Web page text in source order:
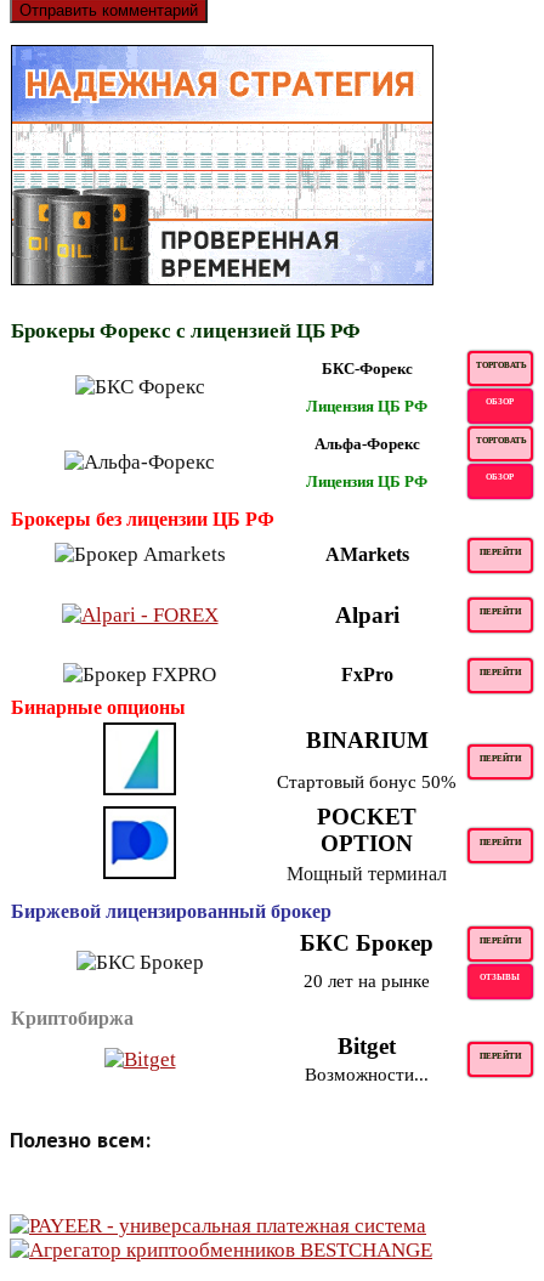
Брокеры Форекс с лицензией ЦБ РФ
БКС-Форекс ТОРГОВАТЬ
Лицензия ЦБ РФ ОБЗОР
Альфа-Форекс ТОРГОВАТЬ
Лицензия ЦБ РФ ОБЗОР
Брокеры без лицензии ЦБ РФ
AMarkets
ПЕРЕЙТИ
Alpari ПЕРЕЙТИ
FxPro ПЕРЕЙТИ
Бинарные опционы
BINARIUM
ПЕРЕЙТИ
Стартовый бонус 50%
POCKET
OPTION
ПЕРЕЙТИ
Мощный терминал
Биржевой лицензированный брокер
БКС Брокер ПЕРЕЙТИ
20 лет на рынке ОТЗЫВЫ
Криптобиржа
Bitget ПЕРЕЙТИ
Возможности...
Полезно всем: